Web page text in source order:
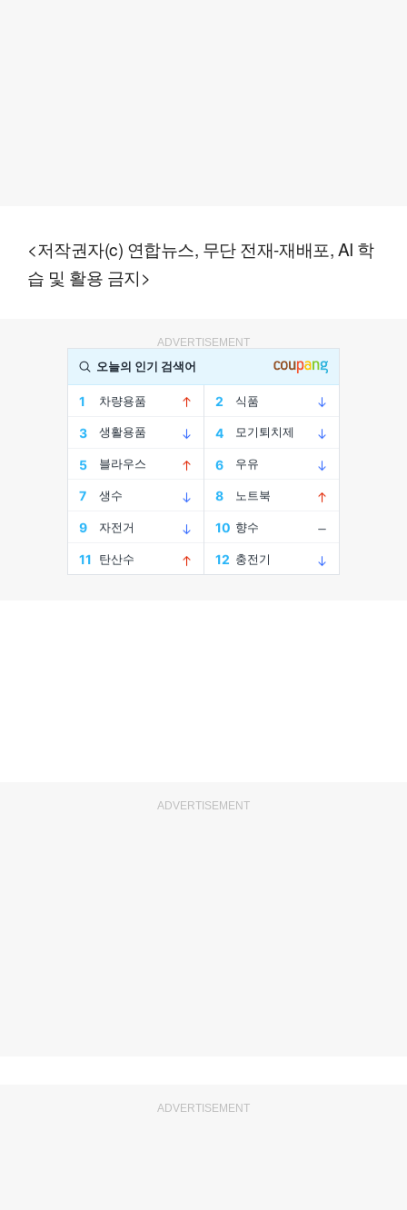
<저작권자(c) 연합뉴스, 무단 전재-재배포, AI 학
습 및 활용 금지>
ADVERTISEMENT
ADVERTISEMENT
ADVERTISEMENT